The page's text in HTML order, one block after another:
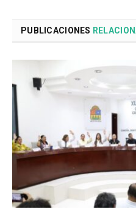
PUBLICACIONES